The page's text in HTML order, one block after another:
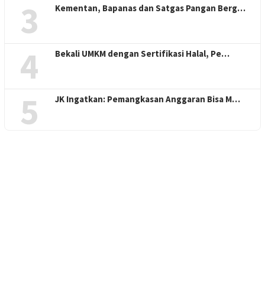
3 Kementan, Bapanas dan Satgas Pangan Berg…
4 Bekali UMKM dengan Sertifikasi Halal, Pe…
5 JK Ingatkan: Pemangkasan Anggaran Bisa M…